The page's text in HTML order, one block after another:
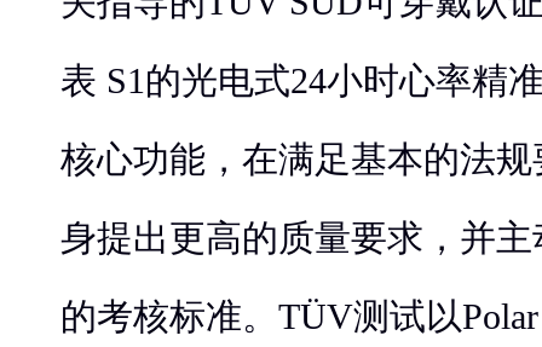
表 S1的光电式24小时心率精
核心功能，在满足基本的法
身提出更高的质量要求，并
的考核标准。TÜV测试以